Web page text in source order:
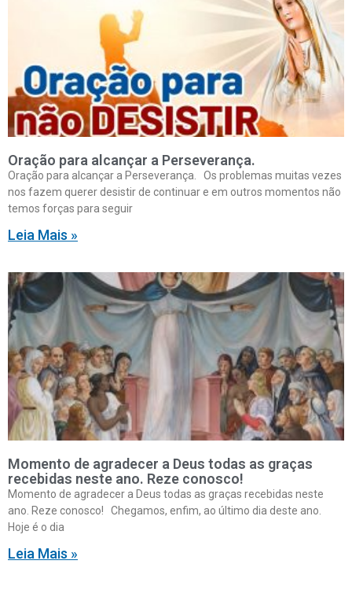
Oração para alcançar a Perseverança.
Oração para alcançar a Perseverança. Os problemas muitas vezes
nos fazem querer desistir de continuar e em outros momentos não
temos forças para seguir
Leia Mais »
Momento de agradecer a Deus todas as graças
recebidas neste ano. Reze conosco!
Momento de agradecer a Deus todas as graças recebidas neste
ano. Reze conosco! Chegamos, enfim, ao último dia deste ano.
Hoje é o dia
Leia Mais »